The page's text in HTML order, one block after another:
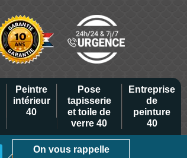
Peintre
intérieur
40
Pose
tapisserie
et toile de
verre 40
Entreprise
de
peinture
40
On vous rappelle